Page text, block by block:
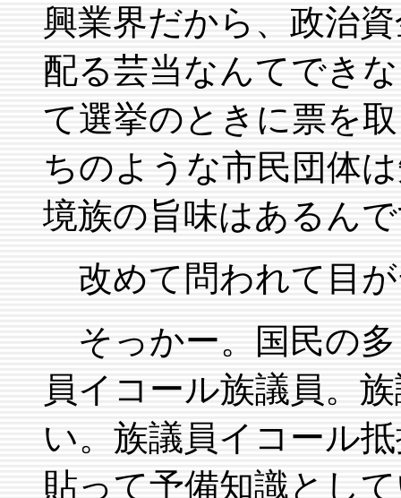
興業界だから、政治
配る芸当なんてでき
て選挙のときに票を
ちのような市民団体
境族の旨味はあるん
改めて問われて目
そっかー。国民の多
員イコール族議員。
い。族議員イコール
貼って予備知識とし